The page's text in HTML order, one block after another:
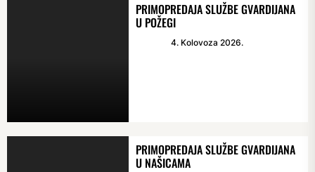
PRIMOPREDAJA SLUŽBE GVARDIJANA
U POŽEGI
4. Kolovoza 2026.
PRIMOPREDAJA SLUŽBE GVARDIJANA
U NAŠICAMA